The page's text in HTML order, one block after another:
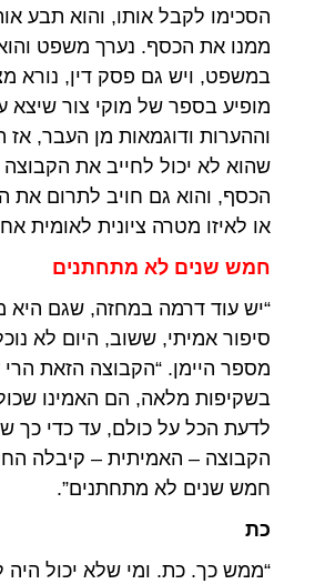
הסכימו לקבל אותו, והוא תבע
ממנו את הכסף. נערך משפט
במשפט, ויש גם פסק דין, נורא
מופיע בספר של מוקי צור שיצא
וההערות ודוגמאות מן העבר,
שהוא לא יכול לחייב את
הכסף, והוא גם חויב לתרום את
או לאיזו מטרה ציונית לאומית
חמש שנים לא מתחתנים
“יש עוד דרמה במחזה, שגם היא
סיפור אמיתי, ששוב, היום לא
מספר היימן. “הקבוצה הזאת
בשקיפות מלאה, הם האמינו
לדעת הכל על כולם, עד כדי כך
הקבוצה – האמיתית – קיבלה
חמש שנים לא מתחתנים”.
כת
“ממש כך. כת. ומי שלא יכול היה